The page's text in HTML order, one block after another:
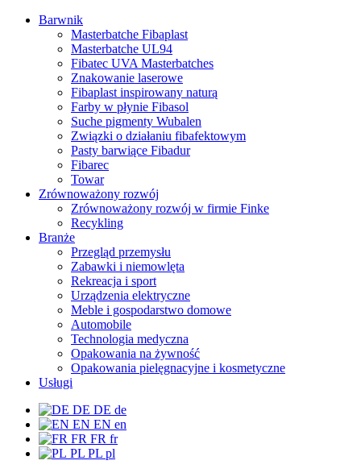
Barwnik
Masterbatche Fibaplast
Masterbatche UL94
Fibatec UVA Masterbatches
Znakowanie laserowe
Fibaplast inspirowany naturą
Farby w płynie Fibasol
Suche pigmenty Wubalen
Związki o działaniu fibafektowym
Pasty barwiące Fibadur
Fibarec
Towar
Zrównoważony rozwój
Zrównoważony rozwój w firmie Finke
Recykling
Branże
Przegląd przemysłu
Zabawki i niemowlęta
Rekreacja i sport
Urządzenia elektryczne
Meble i gospodarstwo domowe
Automobile
Technologia medyczna
Opakowania na żywność
Opakowania pielęgnacyjne i kosmetyczne
Usługi
DE DE de
EN EN en
FR FR fr
PL PL pl